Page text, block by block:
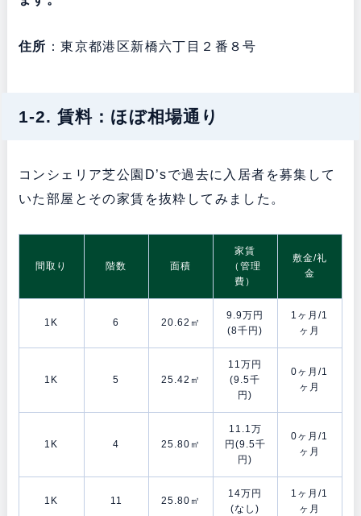
住所 ：東京都港区新橋六丁目２番８号
1-2. 賃料：ほぼ相場通り
コンシェリア芝公園D’sで過去に入居者を募集して
いた部屋とその家賃を抜粋してみました。
間取り 階数 面積
家賃
（管理
費）
敷金/礼
金
1K 6 20.62㎡
9.9万円
(8千円)
1ヶ月/1
ヶ月
1K 5 25.42㎡
11万円
(9.5千
円)
0ヶ月/1
ヶ月
1K 4 25.80㎡
11.1万
円(9.5千
円)
0ヶ月/1
ヶ月
1K 11 25.80㎡
14万円
(なし)
1ヶ月/1
ヶ月